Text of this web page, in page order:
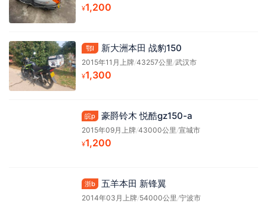
¥1,200
鄂l 新大洲本田 战豹150
2015年11月上牌/43257公里 /武汉市
¥1,300
皖p 豪爵铃木 悦酷gz150-a
2015年09月上牌/43000公里 /宣城市
¥1,200
浙b 五羊本田 新锋翼
2014年03月上牌/54000公里 /宁波市